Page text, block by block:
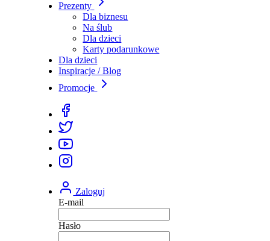
Prezenty
Dla biznesu
Na ślub
Dla dzieci
Karty podarunkowe
Dla dzieci
Inspiracje / Blog
Promocje
Zaloguj
E-mail
Hasło